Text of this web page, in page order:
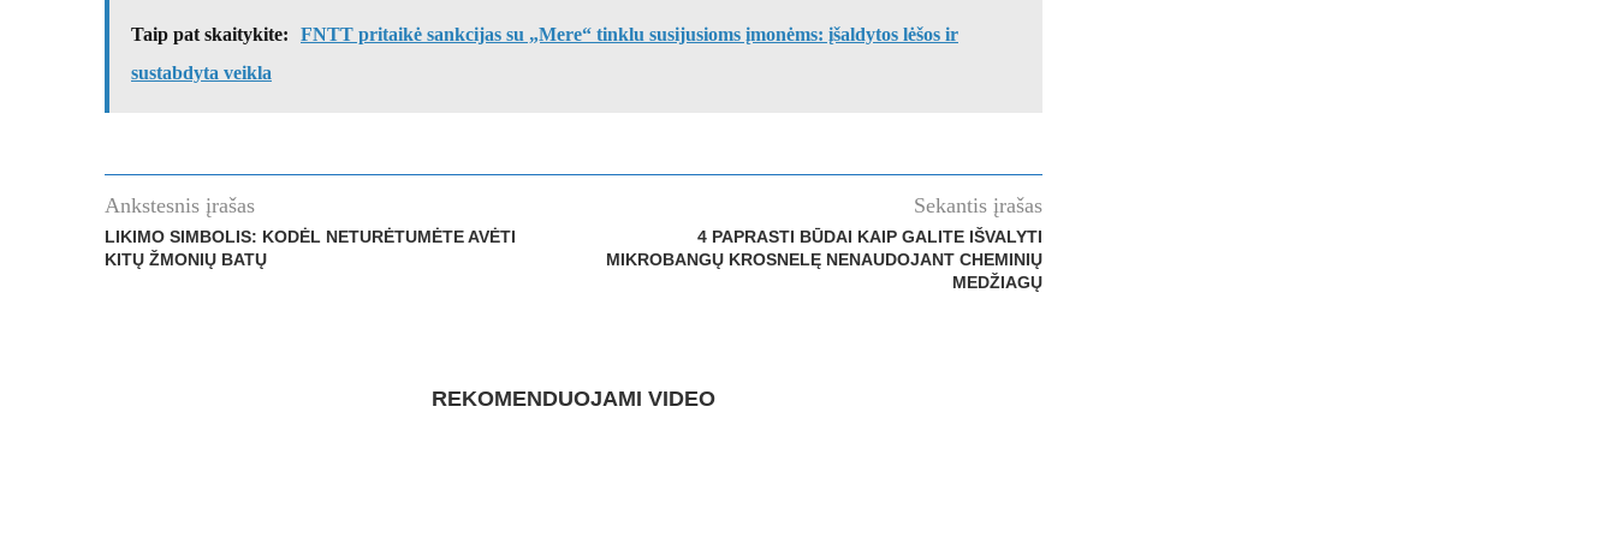
Taip pat skaitykite:
FNTT pritaikė sankcijas su „Mere“ tinklu susijusioms įmonėms: įšaldytos lėšos ir
sustabdyta veikla
Ankstesnis įrašas
LIKIMO SIMBOLIS: KODĖL NETURĖTUMĖTE AVĖTI
KITŲ ŽMONIŲ BATŲ
Sekantis įrašas
4 PAPRASTI BŪDAI KAIP GALITE IŠVALYTI
MIKROBANGŲ KROSNELĘ NENAUDOJANT CHEMINIŲ
MEDŽIAGŲ
REKOMENDUOJAMI VIDEO